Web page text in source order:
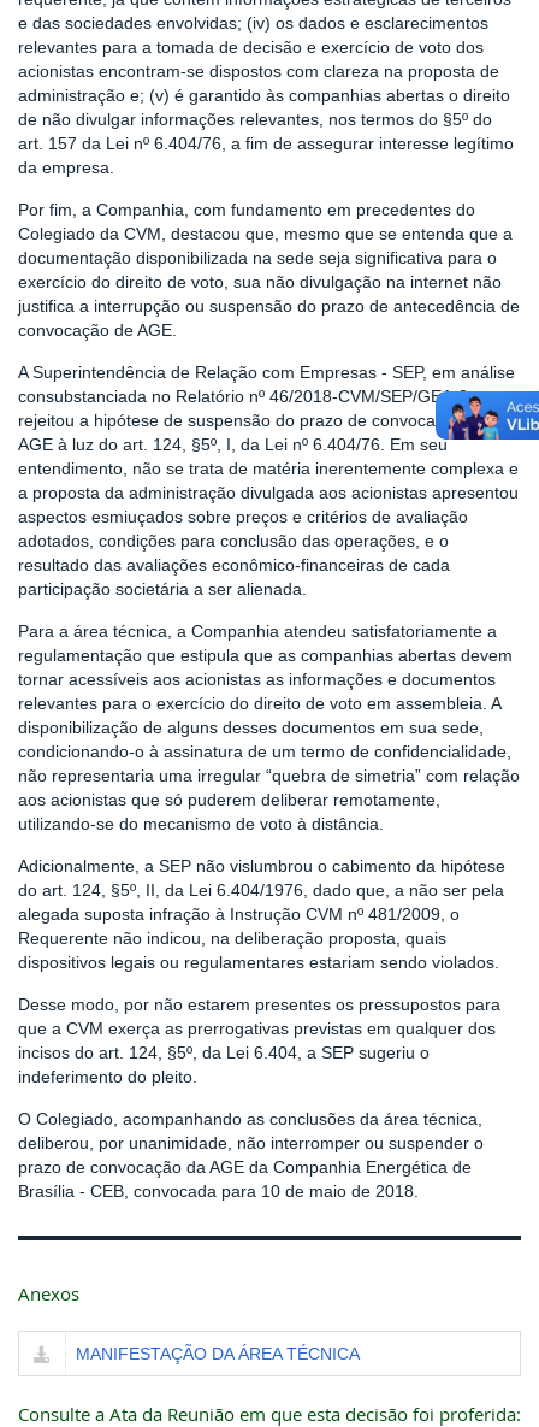
e das sociedades envolvidas; (iv) os dados e esclarecimentos
relevantes para a tomada de decisão e exercício de voto dos
acionistas encontram-se dispostos com clareza na proposta de
administração e; (v) é garantido às companhias abertas o direito
de não divulgar informações relevantes, nos termos do §5º do
art. 157 da Lei nº 6.404/76, a fim de assegurar interesse legítimo
da empresa.
Por fim, a Companhia, com fundamento em precedentes do
Colegiado da CVM, destacou que, mesmo que se entenda que a
documentação disponibilizada na sede seja significativa para o
exercício do direito de voto, sua não divulgação na internet não
justifica a interrupção ou suspensão do prazo de antecedência de
convocação de AGE.
A Superintendência de Relação com Empresas - SEP, em análise
consubstanciada no Relatório nº 46/2018-CVM/SEP/GEA-3,
rejeitou a hipótese de suspensão do prazo de convocação da
AGE à luz do art. 124, §5º, I, da Lei nº 6.404/76. Em seu
entendimento, não se trata de matéria inerentemente complexa e
a proposta da administração divulgada aos acionistas apresentou
aspectos esmiuçados sobre preços e critérios de avaliação
adotados, condições para conclusão das operações, e o
resultado das avaliações econômico-financeiras de cada
participação societária a ser alienada.
Para a área técnica, a Companhia atendeu satisfatoriamente a
regulamentação que estipula que as companhias abertas devem
tornar acessíveis aos acionistas as informações e documentos
relevantes para o exercício do direito de voto em assembleia. A
disponibilização de alguns desses documentos em sua sede,
condicionando-o à assinatura de um termo de confidencialidade,
não representaria uma irregular “quebra de simetria” com relação
aos acionistas que só puderem deliberar remotamente,
utilizando-se do mecanismo de voto à distância.
Adicionalmente, a SEP não vislumbrou o cabimento da hipótese
do art. 124, §5º, II, da Lei 6.404/1976, dado que, a não ser pela
alegada suposta infração à Instrução CVM nº 481/2009, o
Requerente não indicou, na deliberação proposta, quais
dispositivos legais ou regulamentares estariam sendo violados.
Desse modo, por não estarem presentes os pressupostos para
que a CVM exerça as prerrogativas previstas em qualquer dos
incisos do art. 124, §5º, da Lei 6.404, a SEP sugeriu o
indeferimento do pleito.
O Colegiado, acompanhando as conclusões da área técnica,
deliberou, por unanimidade, não interromper ou suspender o
prazo de convocação da AGE da Companhia Energética de
Brasília - CEB, convocada para 10 de maio de 2018.
Anexos
MANIFESTAÇÃO DA ÁREA TÉCNICA
Consulte a Ata da Reunião em que esta decisão foi proferida: